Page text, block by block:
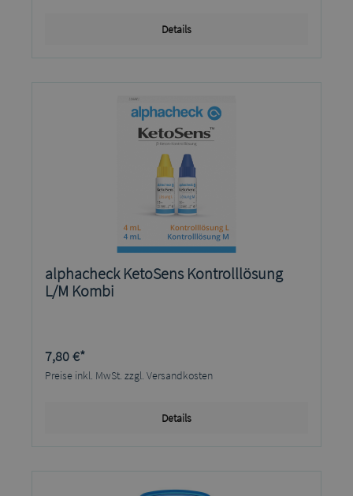
Details
alphacheck KetoSens Kontrolllösung
L/M Kombi
7,80 €*
Preise inkl. MwSt. zzgl. Versandkosten
Details